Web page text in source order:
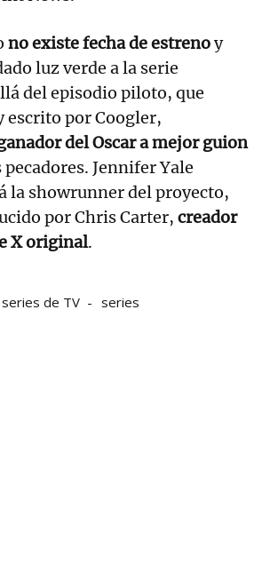
no existe fecha de estrenoy
luz verde a la serie
del episodio piloto, que
escrito por Coogler,
del Oscar a mejor guion
pecadores. Jennifer Yale
la showrunner del proyecto,
por Chris Carter, creador
X original.
series de TV series